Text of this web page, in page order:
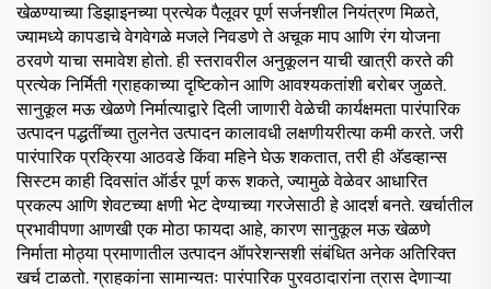
खेळण्याच्या डिझाइनच्या प्रत्येक पैलूवर पूर्ण सर्जनशील नियंत्रण मिळते,
ज्यामध्ये कापडाचे वेगवेगळे मजले निवडणे ते अचूक माप आणि रंग योजना
ठरवणे याचा समावेश होतो. ही स्तरावरील अनुकूलन याची खात्री करते की
प्रत्येक निर्मिती ग्राहकाच्या दृष्टिकोन आणि आवश्यकतांशी बरोबर जुळते.
सानुकूल मऊ खेळणे निर्मात्याद्वारे दिली जाणारी वेळेची कार्यक्षमता पारंपारिक
उत्पादन पद्धतींच्या तुलनेत उत्पादन कालावधी लक्षणीयरीत्या कमी करते. जरी
पारंपारिक प्रक्रिया आठवडे किंवा महिने घेऊ शकतात, तरी ही अ‍ॅडव्हान्स
सिस्टम काही दिवसांत ऑर्डर पूर्ण करू शकते, ज्यामुळे वेळेवर आधारित
प्रकल्प आणि शेवटच्या क्षणी भेट देण्याच्या गरजेसाठी हे आदर्श बनते. खर्चातील
प्रभावीपणा आणखी एक मोठा फायदा आहे, कारण सानुकूल मऊ खेळणे
निर्माता मोठ्या प्रमाणातील उत्पादन ऑपरेशन्सशी संबंधित अनेक अतिरिक्त
खर्च टाळतो. ग्राहकांना सामान्यतः पारंपारिक पुरवठादारांना त्रास देणाऱ्या